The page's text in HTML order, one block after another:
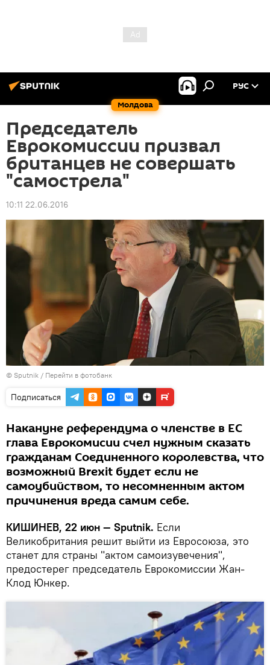
Молдова
РУС
Председатель
Еврокомиссии призвал
британцев не совершать
"самострела"
10:11 22.06.2016
© Sputnik / Перейти в фотобанк
Подписаться
Накануне референдума о членстве в ЕС
глава Еврокомисии счел нужным сказать
гражданам Соединенного королевства, что
возможный Brexit будет если не
самоубийством, то несомненным актом
причинения вреда самим себе.
КИШИНЕВ, 22 июн — Sputnik. Если
Великобритания решит выйти из Евросоюза, это
станет для страны "актом самоизувечения",
предостерег председатель Еврокомиссии Жан-
Клод Юнкер.